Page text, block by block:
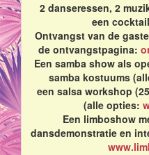
2 danseressen, 2
een
Ontvangst van de
de ontvangstpagina:
Een samba show als
samba kostuums
een salsa workshop
(alle opties:
Een limboshow
dansdemonstratie en